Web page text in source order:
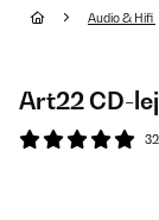
Audio & Hifi
Art22 CD-